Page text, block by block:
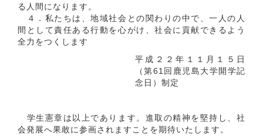
る人間になります。
４．私たちは、地域社会との関わりの中で、一人の人
間として責任ある行動を心がけ、社会に貢献できるよう
全力をつくします
平成２２年１１月１５日
（第61回鹿児島大学開学記
念日）制定
学生憲章は以上であります。進取の精神を堅持し、社
会発展へ果敢に参画されますことを期待いたします。